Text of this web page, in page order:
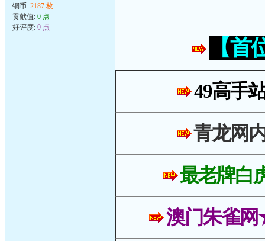
铜币: 2187 枚
贡献值: 0 点
好评度: 0 点
【
49高手
青龙网
最老牌白
澳门朱雀